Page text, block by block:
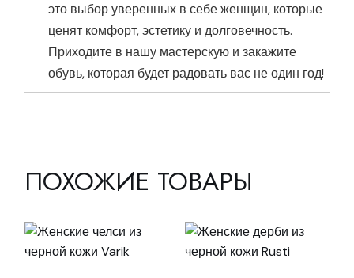
это выбор уверенных в себе женщин, которые
ценят комфорт, эстетику и долговечность.
Приходите в нашу мастерскую и закажите
обувь, которая будет радовать вас не один год!
ПОХОЖИЕ ТОВАРЫ